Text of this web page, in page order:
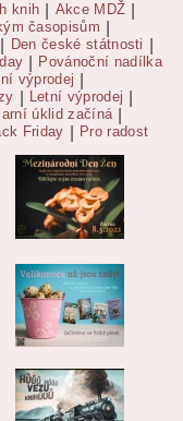
knih Akce MDŽ
časopisům
Den české státnosti
Povánoční nadílka
výprodej
Letní výprodej
úklid začíná
Friday Pro radost